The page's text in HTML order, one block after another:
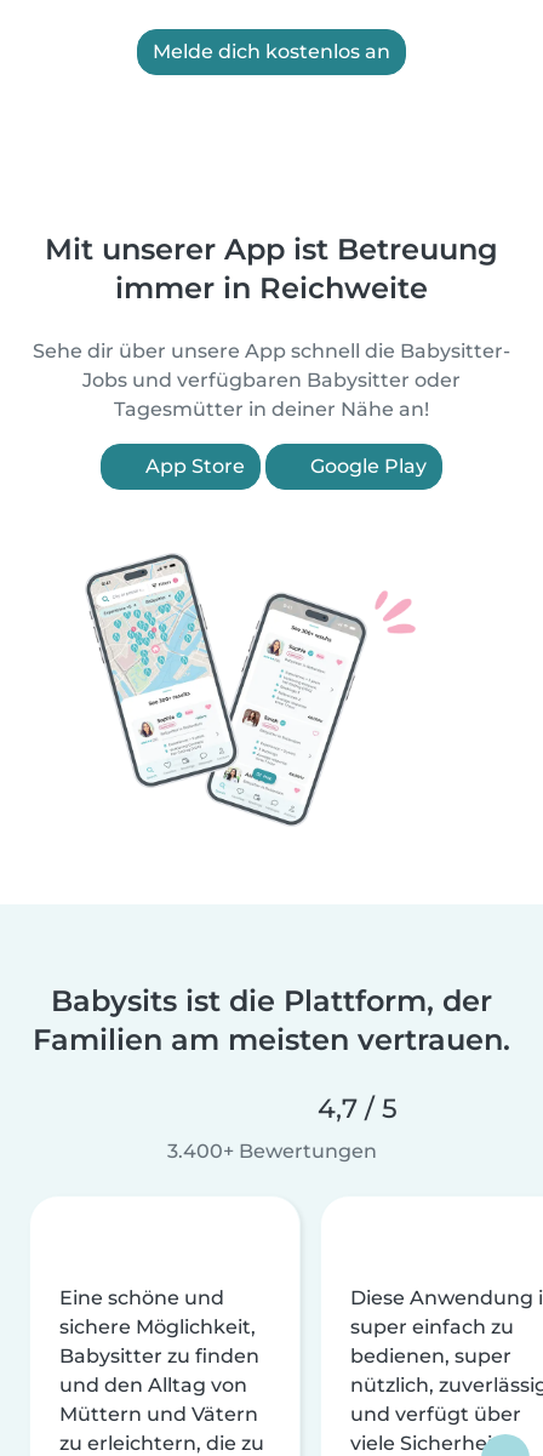
Melde dich kostenlos an
Mit unserer App ist Betreuung
immer in Reichweite
Sehe dir über unsere App schnell die Babysitter-
Jobs und verfügbaren Babysitter oder
Tagesmütter in deiner Nähe an!
App Store Google Play
Babysits ist die Plattform, der
Familien am meisten vertrauen.
4,7 / 5
3.400+ Bewertungen
Eine schöne und
sichere Möglichkeit,
Babysitter zu finden
und den Alltag von
Müttern und Vätern
zu erleichtern, die zu
Diese Anwendung
super einfach zu
bedienen, super
nützlich,
und verfügt über
viele Sicherheits-